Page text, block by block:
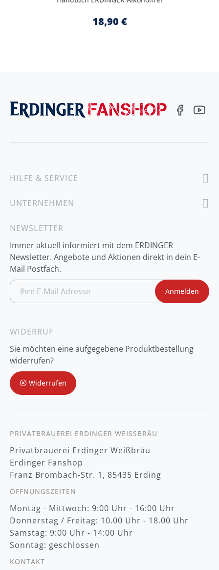
18,90 €
HILFE & SERVICE
UNTERNEHMEN
NEWSLETTER
Immer aktuell informiert mit dem ERDINGER
Newsletter. Angebote und Aktionen direkt in dein E-
Mail Postfach.
A
m
u
g
z
u
m
N
e
t
e
r
:
Anmelden
WIDERRUF
Sie möchten eine aufgegebene Produktbestellung
widerrufen?
Widerrufen
PRIVATBRAUEREI ERDINGER WEISSBRÄU
Privatbrauerei Erdinger Weißbräu
Erdinger Fanshop
Franz Brombach-Str. 1, 85435 Erding
ÖFFNUNGSZEITEN
Montag - Mittwoch: 9:00 Uhr - 16:00 Uhr
Donnerstag / Freitag: 10.00 Uhr - 18.00 Uhr
Samstag: 9:00 Uhr - 14:00 Uhr
Sonntag: geschlossen
KONTAKT